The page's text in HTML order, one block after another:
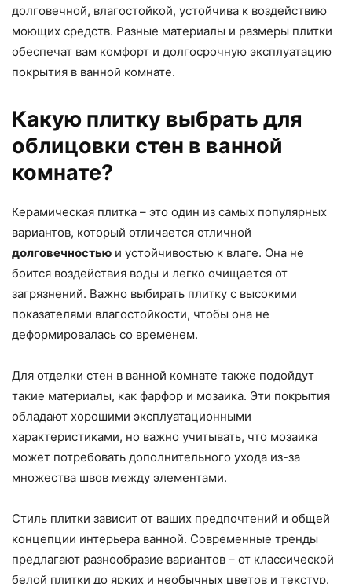
долговечной, влагостойкой, устойчива к воздействию
моющих средств. Разные материалы и размеры плитки
обеспечат вам комфорт и долгосрочную эксплуатацию
покрытия в ванной комнате.
Какую плитку выбрать для
облицовки стен в ванной
комнате?
Керамическая плитка – это один из самых популярных
вариантов, который отличается отличной
долговечностью и устойчивостью к влаге. Она не
боится воздействия воды и легко очищается от
загрязнений. Важно выбирать плитку с высокими
показателями влагостойкости, чтобы она не
деформировалась со временем.
Для отделки стен в ванной комнате также подойдут
такие материалы, как фарфор и мозаика. Эти покрытия
обладают хорошими эксплуатационными
характеристиками, но важно учитывать, что мозаика
может потребовать дополнительного ухода из-за
множества швов между элементами.
Стиль плитки зависит от ваших предпочтений и общей
концепции интерьера ванной. Современные тренды
предлагают разнообразие вариантов – от классической
белой плитки до ярких и необычных цветов и текстур.